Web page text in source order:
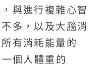
與進行複雜心智
多，以及大腦消
有消耗能量的
個人體重的